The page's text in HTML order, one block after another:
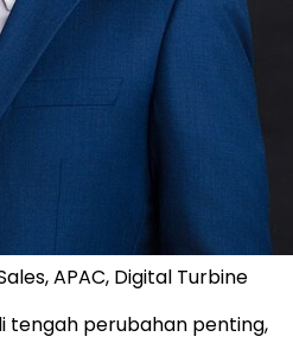
APAC, Digital Turbine
tengah perubahan penting,